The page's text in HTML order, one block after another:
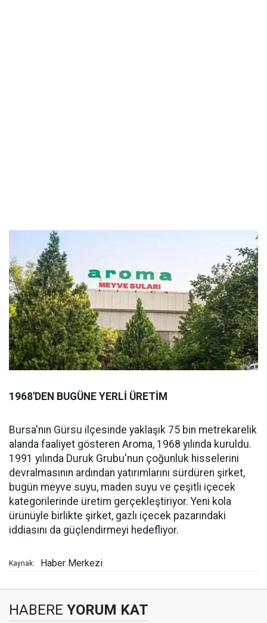
1968'DEN BUGÜNE YERLİ ÜRETİM
Bursa'nın Gürsu ilçesinde yaklaşık 75 bin metrekarelik
alanda faaliyet gösteren Aroma, 1968 yılında kuruldu.
1991 yılında Duruk Grubu'nun çoğunluk hisselerini
devralmasının ardından yatırımlarını sürdüren şirket,
bugün meyve suyu, maden suyu ve çeşitli içecek
kategorilerinde üretim gerçekleştiriyor. Yeni kola
ürünüyle birlikte şirket, gazlı içecek pazarındaki
iddiasını da güçlendirmeyi hedefliyor.
Kaynak: Haber Merkezi
HABERE YORUM KAT